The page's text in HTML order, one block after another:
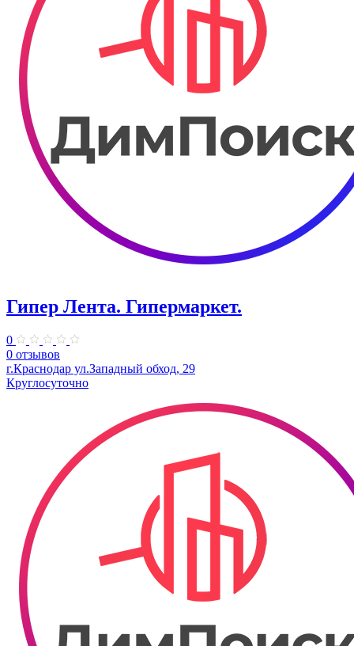
Гипер Лента. Гипермаркет.
0
0 отзывов
г.Краснодар ул.Западный обход, 29
Круглосуточно